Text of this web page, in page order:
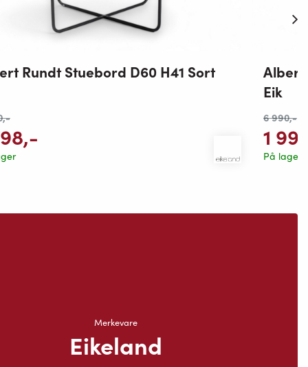
Rundt Stuebord D60 H41 Sort
,-
,-
Albert
Eik
6 990,-
1
På lager
Merkevare
Eikeland